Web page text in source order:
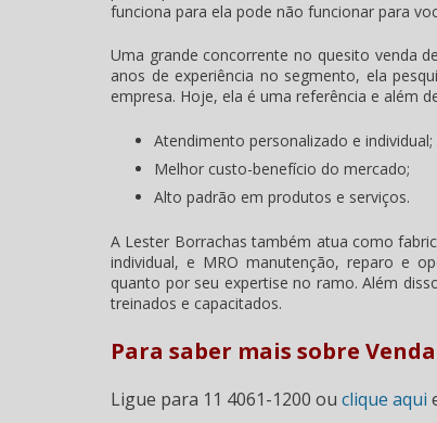
funciona para ela pode não funcionar para
Uma grande concorrente no quesito venda
anos de experiência no segmento, ela
empresa. Hoje, ela é uma referência e além
Atendimento personalizado e individual;
Melhor custo-benefício do mercado;
Alto padrão em produtos e serviços.
A Lester Borrachas também atua como
individual, e MRO manutenção, reparo e
quanto por seu expertise no ramo. Além
treinados e capacitados.
Para saber mais sobre
Ligue para 11 4061-1200 ou clique aqui